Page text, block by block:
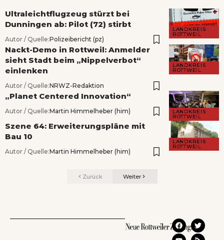
LANDKREIS
ROTTWEIL
Ultraleichtflugzeug stürzt bei
Dunningen ab: Pilot (72) stirbt
Autor / Quelle:Polizeibericht (pz)
LANDKREIS
ROTTWEIL
Nackt-Demo in Rottweil: Anmelder
sieht Stadt beim „Nippelverbot“
einlenken
Autor / Quelle:NRWZ-Redaktion
LANDKREIS
ROTTWEIL
„Planet Centered Innovation“
Autor / Quelle:Martin Himmelheber (him)
LANDKREIS
ROTTWEIL
Szene 64: Erweiterungspläne mit
Bau 10
Autor / Quelle:Martin Himmelheber (him)
Zurück Weiter